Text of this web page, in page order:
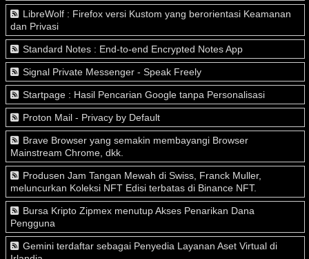
LibreWolf : Firefox versi Kustom yang berorientasi Keamanan
dan Privasi
Standard Notes : End-to-end Encrypted Notes App
Signal Private Messenger - Speak Freely
Startpage : Hasil Pencarian Google tanpa Personalisasi
Proton Mail - Privacy by Default
Brave Browser yang semakin membayangi Browser
Mainstream Chrome, dkk.
Produsen Jam Tangan Mewah di Swiss, Franck Muller,
meluncurkan Koleksi NFT Edisi terbatas di Binance NFT.
Bursa Kripto Zipmex menutup Akses Penarikan Dana
Pengguna
Gemini terdaftar sebagai Penyedia Layanan Aset Virtual di